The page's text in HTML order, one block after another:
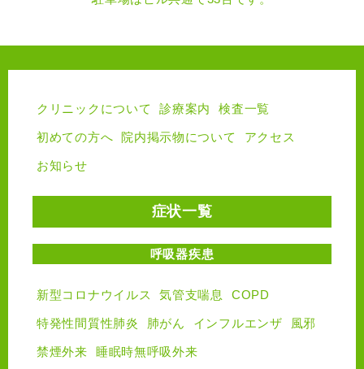
クリニックについて 診療案内 検査一覧
初めての方へ 院内掲示物について アクセス
お知らせ
症状一覧
呼吸器疾患
新型コロナウイルス 気管支喘息 COPD
特発性間質性肺炎 肺がん インフルエンザ 風邪
禁煙外来 睡眠時無呼吸外来